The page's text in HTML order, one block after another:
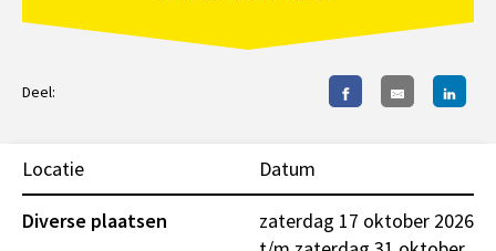
Deel:
Locatie Datum
Diverse plaatsen
zaterdag 17 oktober 2026